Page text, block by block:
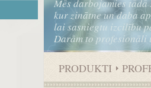
Mēs darbojamies tādā
kur zinātne un daba
lai sasniegtu izcilību
Darām to profesionāli
PRODUKTI